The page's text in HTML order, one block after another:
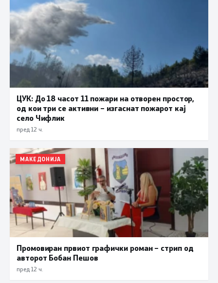
ЦУК: До 18 часот 11 пожари на отворен простор,
од кои три се активни – изгаснат пожарот кај
село Чифлик
пред 12 ч.
МАКЕДОНИЈА
Промовиран првиот графички роман – стрип од
авторот Бобан Пешов
пред 12 ч.